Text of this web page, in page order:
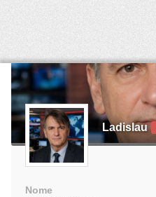
Ladislau
Nome